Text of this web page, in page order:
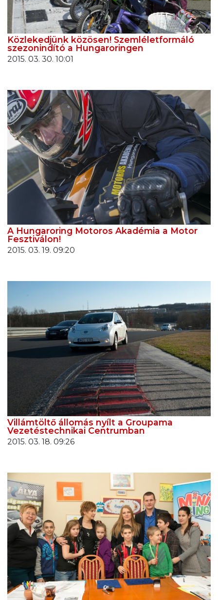
Közlekedjünk közösen! Szemléletformáló
szezonindító a Hungaroringen
2015. 03. 30. 10:01
A Hungaroring Motoros Akadémia a Motor
Fesztiválon!
2015. 03. 19. 09:20
Villámtöltő állomás nyílt a Groupama
Vezetéstechnikai Centrumban
2015. 03. 18. 09:26